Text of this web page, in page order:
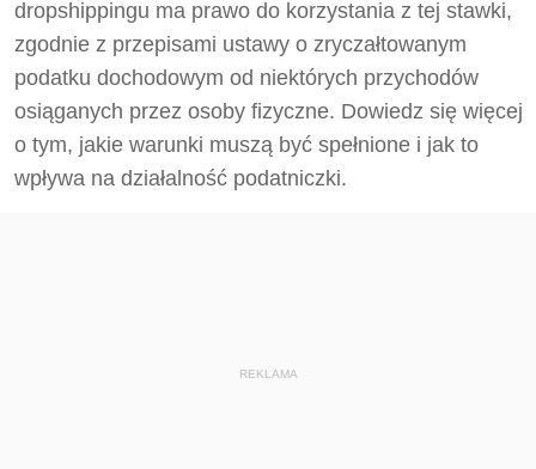
dropshippingu ma prawo do korzystania z tej stawki,
zgodnie z przepisami ustawy o zryczałtowanym
podatku dochodowym od niektórych przychodów
osiąganych przez osoby fizyczne. Dowiedz się więcej
o tym, jakie warunki muszą być spełnione i jak to
wpływa na działalność podatniczki.
REKLAMA